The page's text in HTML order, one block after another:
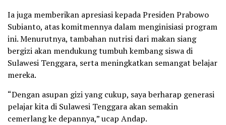
Ia juga memberikan apresiasi kepada Presiden Prabowo
Subianto, atas komitmennya dalam menginisiasi program
ini. Menurutnya, tambahan nutrisi dari makan siang
bergizi akan mendukung tumbuh kembang siswa di
Sulawesi Tenggara, serta meningkatkan semangat belajar
mereka.
“Dengan asupan gizi yang cukup, saya berharap generasi
pelajar kita di Sulawesi Tenggara akan semakin
cemerlang ke depannya,” ucap Andap.